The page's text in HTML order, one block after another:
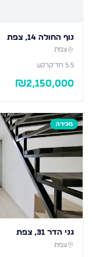
נוף החולה 14, צפת
צפת
5.5 חד׳קרקע
₪2,150,000
מכירה
גני הדר 31, צפת
צפת